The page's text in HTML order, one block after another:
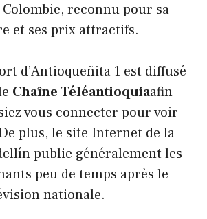
reconnu pour sa
et ses prix attractifs.
d’Antioqueñita 1 est diffusé
Chaîne Téléantioquiaafin
vous connecter pour voir
plus, le site Internet de la
publie généralement les
peu de temps après le
nationale.